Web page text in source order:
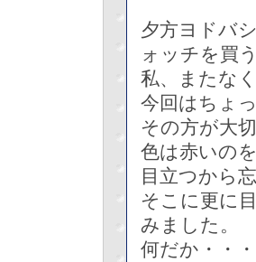
夕方ヨドバ
ォッチを買
私、またな
今回はちょ
その方が大
色は赤いの
目立つから
そこに更に
みました。
何だか・・